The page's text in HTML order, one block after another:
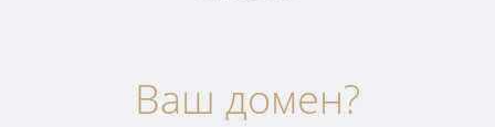
Ваш домен?